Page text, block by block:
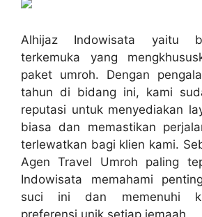
Alhijaz Indowisata yaitu
terkemuka yang
paket umroh. Dengan
tahun di bidang ini, kami
reputasi untuk menyediakan
biasa dan memastikan
terlewatkan bagi klien kami.
Agen Travel Umroh paling
Indowisata memahami
suci ini dan memenuhi
preferensi unik setiap jemaah.